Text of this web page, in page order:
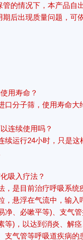
管的情况下，本产品自
期后出现质量问题，可
用寿命？
口分子筛，使用寿命大
连续使用吗？
续运行24小时，只是
吸入疗法？
，是目前治疗呼吸系
，悬浮在气流中，输
净、必嗽平等)、支气
等)，以达到消炎、解
支气管等呼吸道疾病的